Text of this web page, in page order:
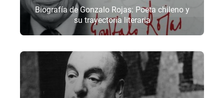
Biografía de Gonzalo Rojas: Poeta chileno y
su trayectoria literaria